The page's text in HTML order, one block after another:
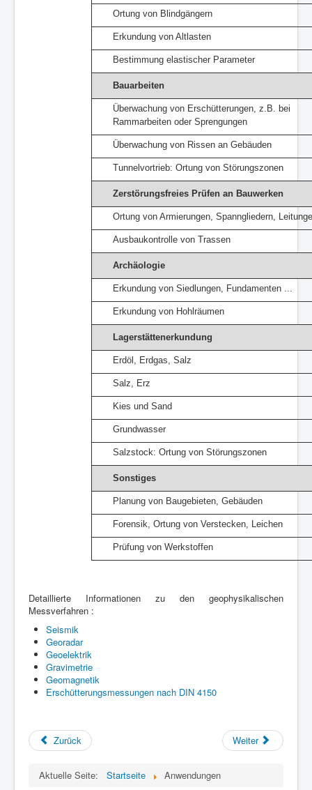
Ortung von Blindgängern
Erkundung von Altlasten
Bestimmung elastischer Parameter
Bauarbeiten
Überwachung von Erschütterungen, z.B. bei
Rammarbeiten oder Sprengungen
Überwachung von Rissen an Gebäuden
Tunnelvortrieb: Ortung von Störungszonen
Zerstörungsfreies Prüfen an Bauwerken
Ortung von Armierungen, Spanngliedern,
Ausbaukontrolle von Trassen
Archäologie
Erkundung von Siedlungen, Fundamenten ...
Erkundung von Hohlräumen
Lagerstättenerkundung
Erdöl, Erdgas, Salz
Salz, Erz
Kies und Sand
Grundwasser
Salzstock: Ortung von Störungszonen
Sonstiges
Planung von Baugebieten, Gebäuden
Forensik, Ortung von Verstecken, Leichen
Prüfung von Werkstoffen
Detaillierte Informationen zu den geophysikalischen
Messverfahren :
Seismik
Georadar
Geoelektrik
Gravimetrie
Geomagnetik
Erschütterungsmessungen nach DIN 4150
Zurück Weiter
Aktuelle Seite: Startseite Anwendungen